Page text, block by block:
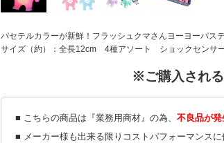
パセテルカラーが新鮮！フラッシュクマさんヨーヨーパステ
サイズ（約）：全長12cm 4種アソート ショックセンサ
※ご購入される
■ こちらの商品は『業務用商材』の為、 不良品が
■ メーカー様も出来る限りコストパフォーマンス